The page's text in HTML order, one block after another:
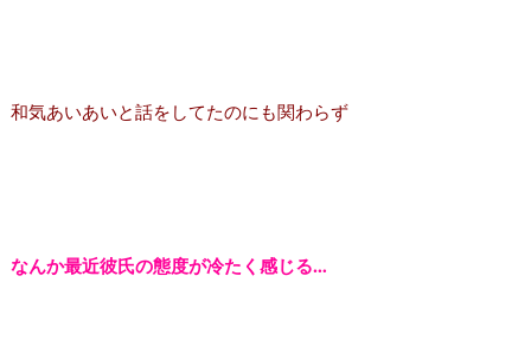
和気あいあいと話をしてたのにも関わらず
なんか最近彼氏の態度が冷たく感じる…